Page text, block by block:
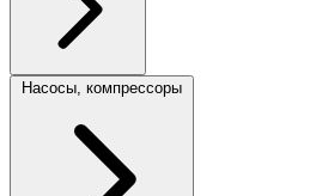
Насосы, компрессоры